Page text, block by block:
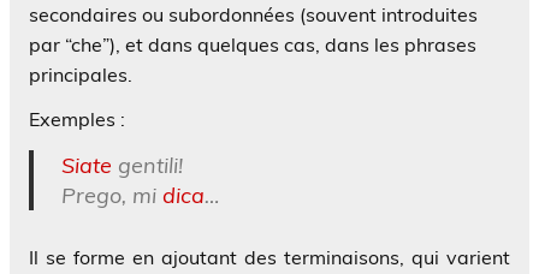
secondaires ou subordonnées (souvent introduites
par “che”), et dans quelques cas, dans les phrases
principales.
Exemples :
Siate gentili!
Prego, mi dica…
Il se forme en ajoutant des terminaisons, qui varient